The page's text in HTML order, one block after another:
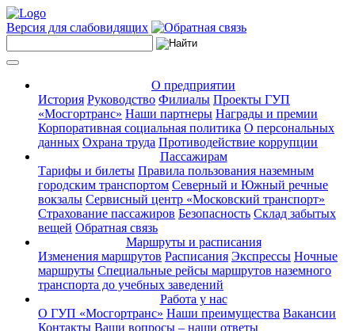
Версия для слабовидящих
О предприятии
История Руководство Филиалы Проекты ГУП
«Мосгортранс» Наши партнеры Награды и премии
Корпоративная социальная политика О персональных
данных Охрана труда Противодействие коррупции
Пассажирам
Тарифы и билеты Правила пользования наземным
городским транспортом Северный и Южный речные
вокзалы Сервисный центр «Московский транспорт»
Страхование пассажиров Безопасность Склад забытых
вещей Обратная связь
Маршруты и расписания
Изменения маршрутов Расписания Экспрессы Ночные
маршруты Специальные рейсы маршрутов наземного
транспорта до учебных заведений
Работа у нас
О ГУП «Мосгортранс» Наши преимущества Вакансии
Контакты Ваши вопросы – наши ответы